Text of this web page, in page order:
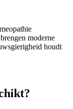
moderne
houdt